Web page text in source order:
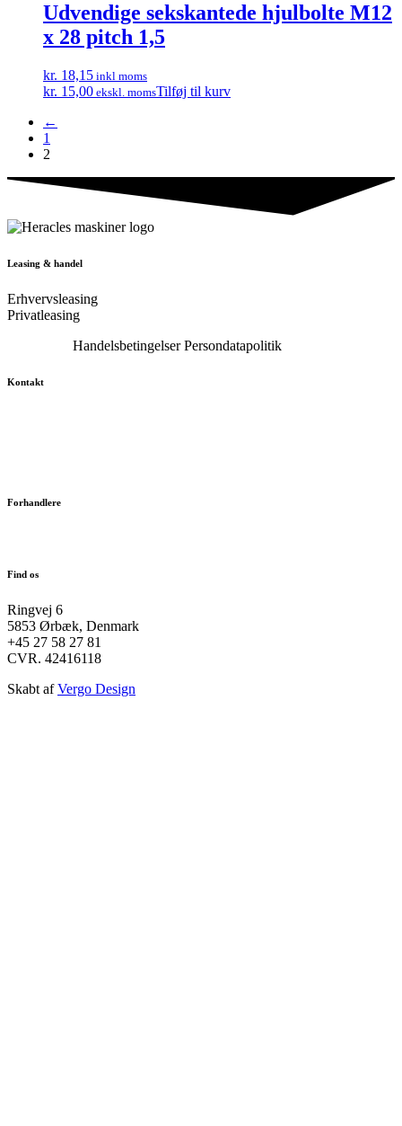
Udvendige sekskantede hjulbolte M12
x 28 pitch 1,5
kr. 18,15 inkl moms
kr. 15,00 ekskl. momsTilføj til kurv
←
1
2
Leasing & handel
Erhvervsleasing
Privatleasing
HandelsbetingelserPersondatapolitik
Kontakt
Forhandlere
Find os
Ringvej 6
5853 Ørbæk, Denmark
+45 27 58 27 81
CVR. 42416118
Skabt afVergo Design